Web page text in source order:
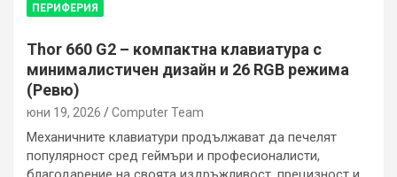
ПЕРИФЕРИЯ
Thor 660 G2 – компактна клавиатура с
минималистичен дизайн и 26 RGB режима
(Ревю)
юни 19, 2026 Computer Team
Механичните клавиатури продължават да печелят
популярност сред геймъри и професионалисти,